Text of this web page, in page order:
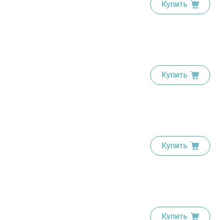
Купить
Купить
Купить
Купить